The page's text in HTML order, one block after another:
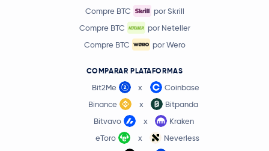
Compre BTC
por Skrill
Compre BTC
por Neteller
Compre BTC
por Wero
COMPARAR PLATAFORMAS
Bit2Me x
Coinbase
Binance
x
Bitpanda
Bitvavo
x
Kraken
eToro
x
Neverless